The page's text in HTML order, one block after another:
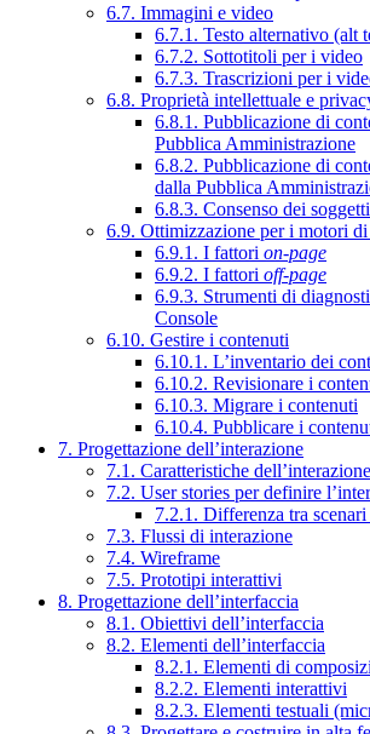
6.7. Immagini e video
6.7.1. Testo alternativo (alt
6.7.2. Sottotitoli per i video
6.7.3. Trascrizioni per i
6.8. Proprietà intellettuale e
6.8.1. Pubblicazione di
Pubblica Amministrazione
6.8.2. Pubblicazione di
dalla Pubblica
6.8.3. Consenso dei
6.9. Ottimizzazione per i motori
6.9.1. I fattori on-page
6.9.2. I fattori off-page
6.9.3. Strumenti di
Console
6.10. Gestire i contenuti
6.10.1. L’inventario dei
6.10.2. Revisionare i
6.10.3. Migrare i contenuti
6.10.4. Pubblicare i
7. Progettazione dell’interazione
7.1. Caratteristiche dell’interazione
7.2. User stories per definire
7.2.1. Differenza tra scenari
7.3. Flussi di interazione
7.4. Wireframe
7.5. Prototipi interattivi
8. Progettazione dell’interfaccia
8.1. Obiettivi dell’interfaccia
8.2. Elementi dell’interfaccia
8.2.1. Elementi di
8.2.2. Elementi interattivi
8.2.3. Elementi testuali